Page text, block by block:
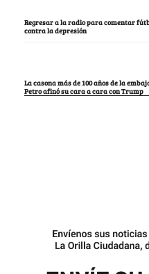
Regresar a la radio para comentar
contra la depresión
La casona más de 100 años de la
Petro afinó su cara a cara con Trump